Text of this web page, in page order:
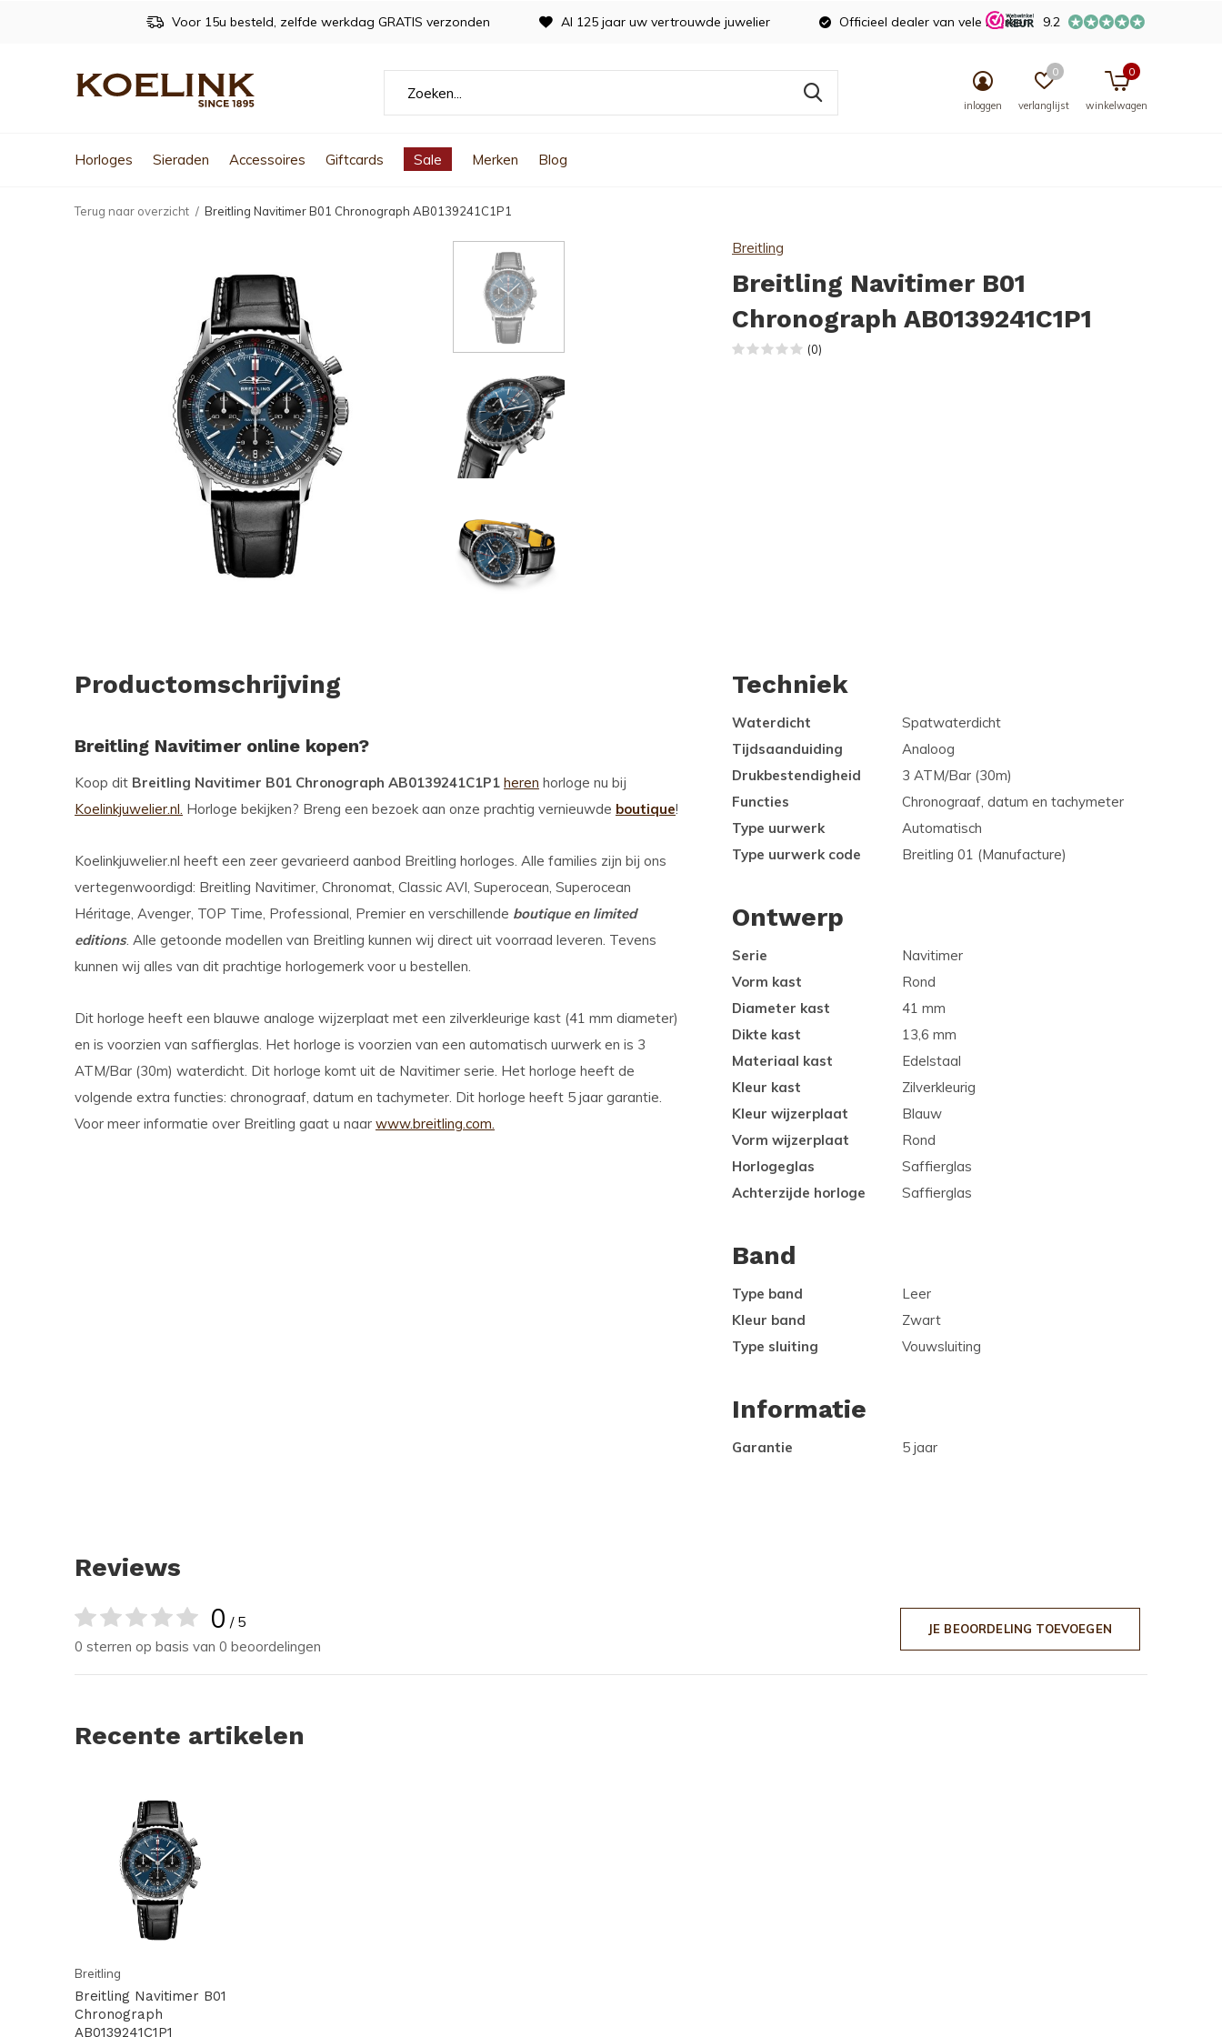
Horloges Sieraden Accessoires Giftcards Sale Merken Blog
inloggen verlanglijst
0
winkelwagen
0
Voor 15u besteld, zelfde werkdag GRATIS verzonden Al 125 jaar uw vertrouwde juwelier Officieel dealer van vele merken 9.2
Terug naar overzicht Breitling Navitimer B01 Chronograph AB0139241C1P1
Breitling
Breitling Navitimer B01
Chronograph AB0139241C1P1
(0)
Productomschrijving
Breitling Navitimer online kopen?
Koop dit Breitling Navitimer B01 Chronograph AB0139241C1P1 heren horloge nu bij
Koelinkjuwelier.nl. Horloge bekijken? Breng een bezoek aan onze prachtig vernieuwde boutique!
Koelinkjuwelier.nl heeft een zeer gevarieerd aanbod Breitling horloges. Alle families zijn bij ons
vertegenwoordigd: Breitling Navitimer, Chronomat, Classic AVI, Superocean, Superocean
Héritage, Avenger, TOP Time, Professional, Premier en verschillende boutique en limited
editions. Alle getoonde modellen van Breitling kunnen wij direct uit voorraad leveren. Tevens
kunnen wij alles van dit prachtige horlogemerk voor u bestellen.
Dit horloge heeft een blauwe analoge wijzerplaat met een zilverkleurige kast (41 mm diameter)
en is voorzien van saffierglas. Het horloge is voorzien van een automatisch uurwerk en is 3
ATM/Bar (30m) waterdicht. Dit horloge komt uit de Navitimer serie. Het horloge heeft de
volgende extra functies: chronograaf, datum en tachymeter. Dit horloge heeft 5 jaar garantie.
Voor meer informatie over Breitling gaat u naar www.breitling.com.
Techniek
Waterdicht
Spatwaterdicht
Tijdsaanduiding
Analoog
Drukbestendigheid
3 ATM/Bar (30m)
Functies
Chronograaf, datum en tachymeter
Type uurwerk
Automatisch
Type uurwerk code
Breitling 01 (Manufacture)
Ontwerp
Serie
Navitimer
Vorm kast
Rond
Diameter kast
41 mm
Dikte kast
13,6 mm
Materiaal kast
Edelstaal
Kleur kast
Zilverkleurig
Kleur wijzerplaat
Blauw
Vorm wijzerplaat
Rond
Horlogeglas
Saffierglas
Achterzijde horloge
Saffierglas
Band
Type band
Leer
Kleur band
Zwart
Type sluiting
Vouwsluiting
Informatie
Garantie 5 jaar
Reviews
0 / 5
0 sterren op basis van 0 beoordelingen
JE BEOORDELING TOEVOEGEN
Recente artikelen
Breitling
Breitling Navitimer B01
Chronograph
AB0139241C1P1